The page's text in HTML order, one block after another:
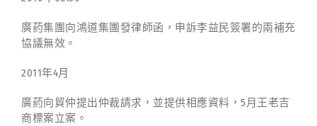
廣葯集團向鴻道集團發律師函，申訴李益民簽署的兩補充
協議無效。
2011年4月
廣葯向貿仲提出仲裁請求，並提供相應資料，5月王老吉
商標案立案。